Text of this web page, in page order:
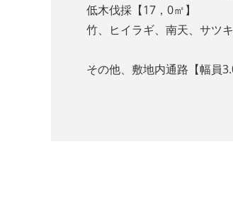
低木伐採【17，0㎡】
竹、ヒイラギ、南天、サツ
その他、敷地内通路【幅員